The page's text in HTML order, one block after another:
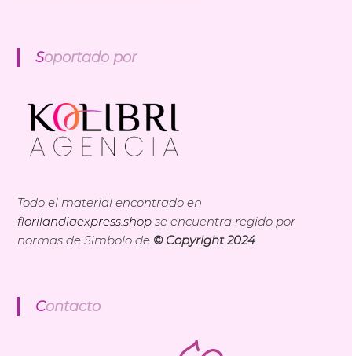
Soportado por
Todo el material encontrado en
florilandiaexpress.shopse encuentra regido por
normas de Simbolo de © Copyright 2024
Contacto